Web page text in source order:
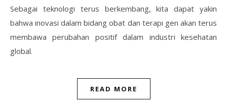
Sebagai teknologi terus berkembang, kita dapat yakin
bahwa inovasi dalam bidang obat dan terapi gen akan terus
membawa perubahan positif dalam industri kesehatan
global.
READ MORE